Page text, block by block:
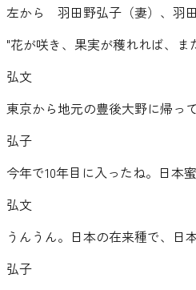
左から 羽田野弘子（妻）、羽田
"花が咲き、果実が穫れれば、
弘文
東京から地元の豊後大野に帰っ
弘子
今年で10年目に入ったね。日本
弘文
うんうん。日本の在来種で、日
弘子